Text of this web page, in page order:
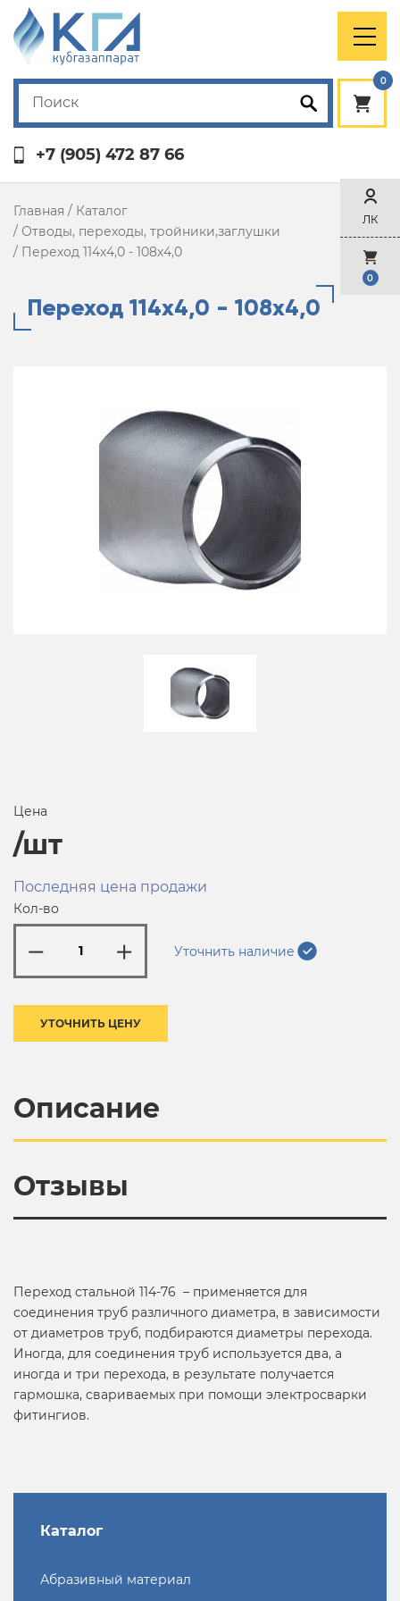
0
+7 (905) 472 87 66
Главная / Каталог
/ Отводы, переходы, тройники,заглушки
/ Переход 114х4,0 - 108х4,0
Переход 114х4,0 - 108х4,0
Цена
/шт
Последняя цена продажи
Кол-во
Уточнить наличие
УТОЧНИТЬ ЦЕНУ
Описание
Отзывы
Переход стальной 114-76 – применяется для
соединения труб различного диаметра, в зависимости
от диаметров труб, подбираются диаметры перехода.
Иногда, для соединения труб используется два, а
иногда и три перехода, в результате получается
гармошка, свариваемых при помощи электросварки
фитингиов.
Каталог
Абразивный материал
ЛК
0